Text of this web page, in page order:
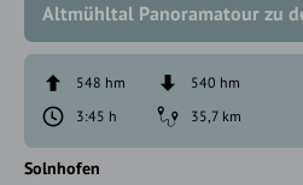
Altmühltal Panoramatour zu
548 hm
540 hm
3:45 h
35,7 km
Solnhofen